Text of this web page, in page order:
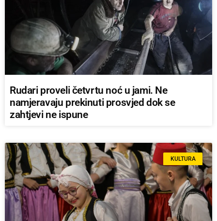
Rudari proveli četvrtu noć u jami. Ne
namjeravaju prekinuti prosvjed dok se
zahtjevi ne ispune
KULTURA